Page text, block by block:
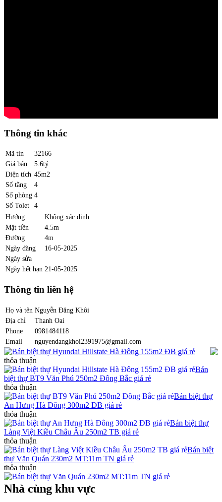
Thông tin khác
Mã tin
32166
Giá bán
5.6tỷ
Diện tích 45m2
Số tầng
4
Số phòng 4
Số Tolet
4
Hướng
Không xác định
Mặt tiền
4.5m
Đường
4m
Ngày đăng
16-05-2025
Ngày sửa
Ngày hết hạn 21-05-2025
Thông tin liên hệ
Họ và tên Nguyễn Đăng Khôi
Địa chỉ
Thanh Oai
Phone
0981484118
Email
nguyendangkhoi2391975@gmail.com
Bán biệt thự Hyundai Hillstate Hà Đông 155m2 ĐB giá rẻ
thỏa thuận
Bán
biệt thự BT9 Văn Phú 250m2 Đông Bắc giá rẻ
thỏa thuận
Bán biệt thự
An Hưng Hà Đông 300m2 ĐB giá rẻ
thỏa thuận
Bán biệt thự
Làng Việt Kiều Châu Âu 250m2 TB giá rẻ
thỏa thuận
Bán biệt
thự Văn Quán 230m2 MT:11m TN giá rẻ
thỏa thuận
Nhà cùng khu vực